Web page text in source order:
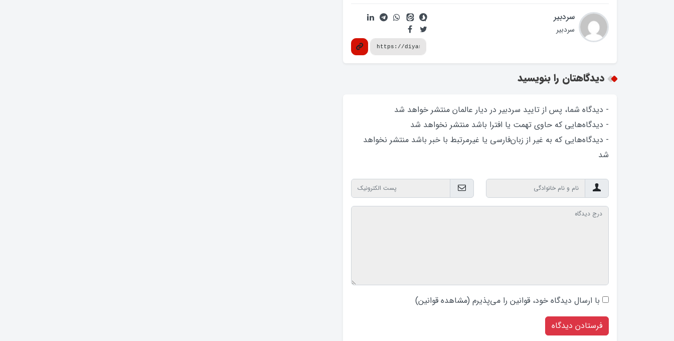
سردبیر
سردبیر
دیدگاهتان را بنویسید
- دیدگاه شما، پس از تایید سردبیر در دیار عالمان منتشر خواهد‌ شد
- دیدگاه‌هایی که حاوی تهمت یا افترا باشد منتشر نخواهد‌ شد
- دیدگاه‌هایی که به غیر از زبان‌فارسی یا غیرمرتبط با خبر باشد منتشر نخواهد‌
شد
با ارسال دیدگاه‌ خود، قوانین را می‌پذیرم (مشاهده قوانین)